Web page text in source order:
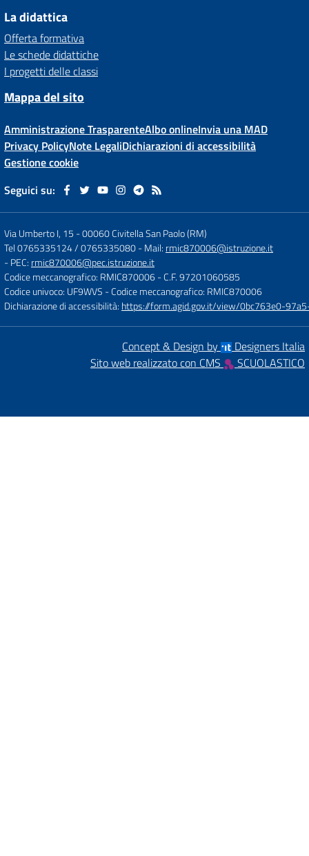
La didattica
Offerta formativa
Le schede didattiche
I progetti delle classi
Mappa del sito
Amministrazione TrasparenteAlbo onlineInvia una MAD
Privacy PolicyNote LegaliDichiarazioni di accessibilità
Gestione cookie
Seguici su:
Via Umberto I, 15 -00060 Civitella San Paolo (RM)
Tel 0765335124 / 0765335080- Mail: rmic870006@istruzione.it
- PEC: rmic870006@pec.istruzione.it
Codice meccanografico: RMIC870006- C.F. 97201060585
Codice univoco: UF9WVS - Codice meccanografico: RMIC870006
Dichiarazione di accessibilità: https://form.agid.gov.it/view/0bc763e0-
Concept & Design by
Designers Italia
Sito web realizzato con CMS
SCUOLASTICO